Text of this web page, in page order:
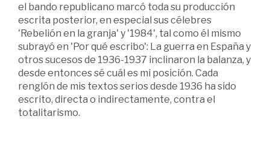
el bando republicano marcó toda su producción
escrita posterior, en especial sus célebres
'Rebelión en la granja' y '1984', tal como él mismo
subrayó en 'Por qué escribo': La guerra en España y
otros sucesos de 1936-1937 inclinaron la balanza, y
desde entonces sé cuál es mi posición. Cada
renglón de mis textos serios desde 1936 ha sido
escrito, directa o indirectamente, contra el
totalitarismo.